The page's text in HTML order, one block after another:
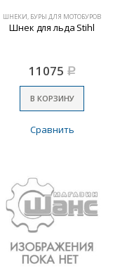
ШНЕКИ, БУРЫ ДЛЯ МОТОБУРОВ
Шнек для льда Stihl
11075 Р
В КОРЗИНУ
Сравнить